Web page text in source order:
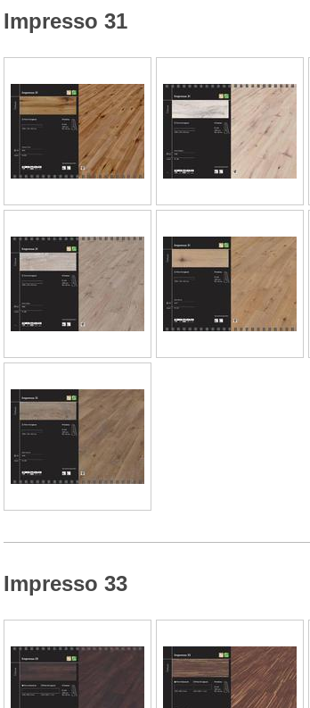
Impresso 31
Impresso 33